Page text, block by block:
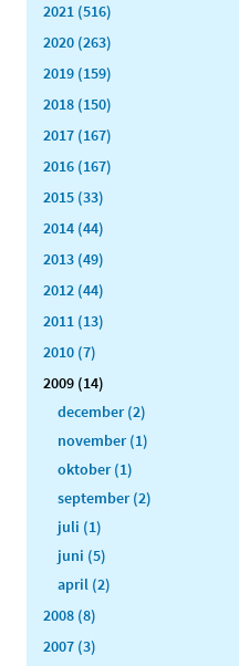
2021 (516)
2020 (263)
2019 (159)
2018 (150)
2017 (167)
2016 (167)
2015 (33)
2014 (44)
2013 (49)
2012 (44)
2011 (13)
2010 (7)
2009 (14)
december (2)
november (1)
oktober (1)
september (2)
juli (1)
juni (5)
april (2)
2008 (8)
2007 (3)